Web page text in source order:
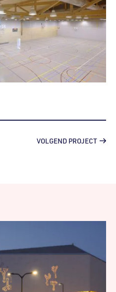
VOLGEND PROJECT